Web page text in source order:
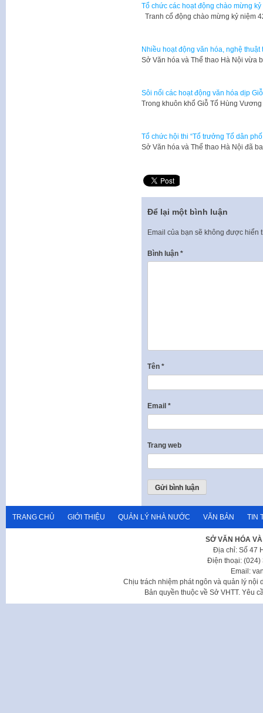
Tổ chức các hoạt động chào mừng
Tranh cổ động chào mừng kỷ niệm
Nhiều hoạt động văn hóa, nghệ
Sở Văn hóa và Thể thao Hà Nội vừa
Sôi nổi các hoạt động văn hóa dịp
Trong khuôn khổ Giỗ Tổ Hùng
Tổ chức hội thi “Tổ trưởng Tổ dân
Sở Văn hóa và Thể thao Hà Nội đã
Để lại một bình luận
Email của bạn sẽ không được hiển
Bình luận *
Tên *
Email *
Trang web
TRANG CHỦ GIỚI THIỆU QUẢN LÝ NHÀ NƯỚC VĂN BẢN TIN
SỞ VĂN HÓA
Địa chỉ: Số 47
Điện thoại: (024)
Email:
Chịu trách nhiệm phát ngôn và quản lý nội
Bản quyền thuộc về Sở VHTT. Yêu